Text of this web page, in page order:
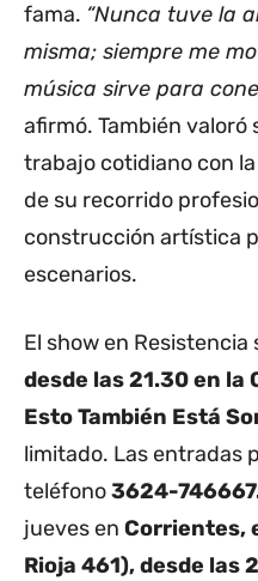
fama. “Nunca tuve la
misma; siempre me
música sirve para
afirmó. También valoró
trabajo cotidiano con
de su recorrido
construcción artística
escenarios.
El show en Resistencia
desde las 21.30 en la
Esto También Está
limitado. Las entradas
teléfono3624-
jueves en Corrientes,
Rioja 461), desde las